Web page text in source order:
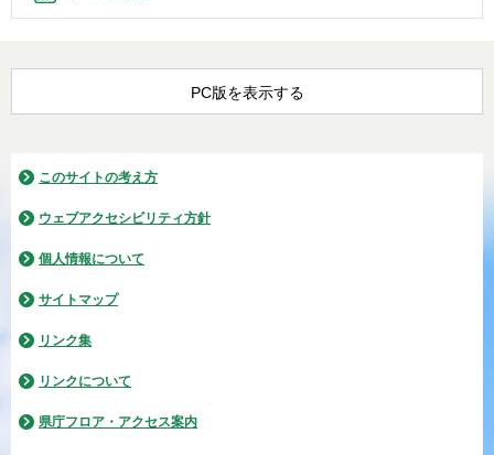
PC版を表示する
このサイトの考え方
ウェブアクセシビリティ方針
個人情報について
サイトマップ
リンク集
リンクについて
県庁フロア・アクセス案内